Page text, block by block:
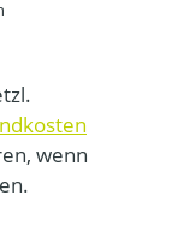
wenn